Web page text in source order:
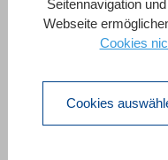
4D Qodly Pro :
Seitennavigation
Webseite
Cookies
Cookies